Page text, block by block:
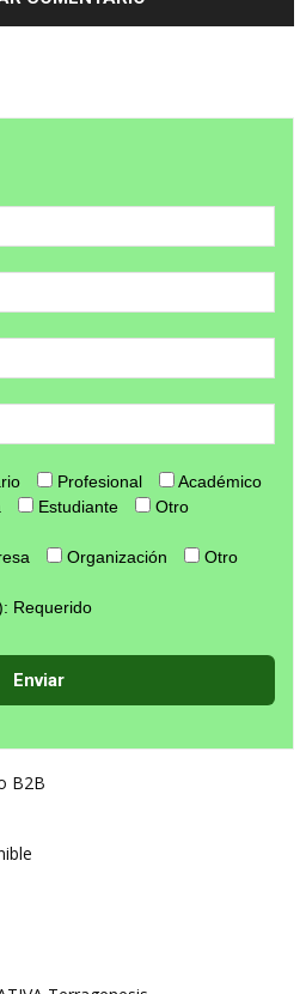
Profesional
Académico
Estudiante Otro
Organización Otro
Requerido